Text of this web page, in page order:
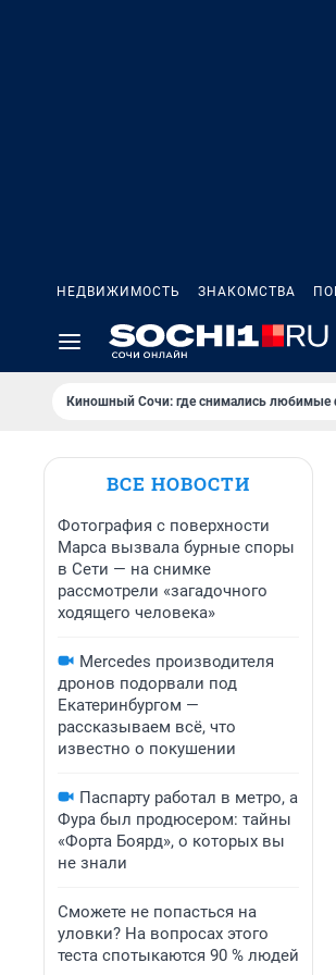
НЕДВИЖИМОСТЬ ЗНАКОМСТВА
Киношный Сочи: где снимались
ВСЕ НОВОСТИ
Фотография с поверхности
Марса вызвала бурные споры
в Сети — на снимке
рассмотрели «загадочного
ходящего человека»
Mercedes производителя
дронов подорвали под
Екатеринбургом —
рассказываем всё, что
известно о покушении
Паспарту работал в метро, а
Фура был продюсером: тайны
«Форта Боярд», о которых вы
не знали
Сможете не попасться на
уловки? На вопросах этого
теста спотыкаются 90 % людей